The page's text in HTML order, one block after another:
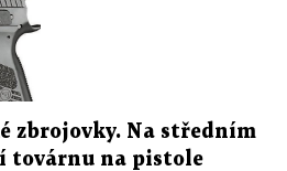
zbrojovky. Na středním
továrnu na pistole